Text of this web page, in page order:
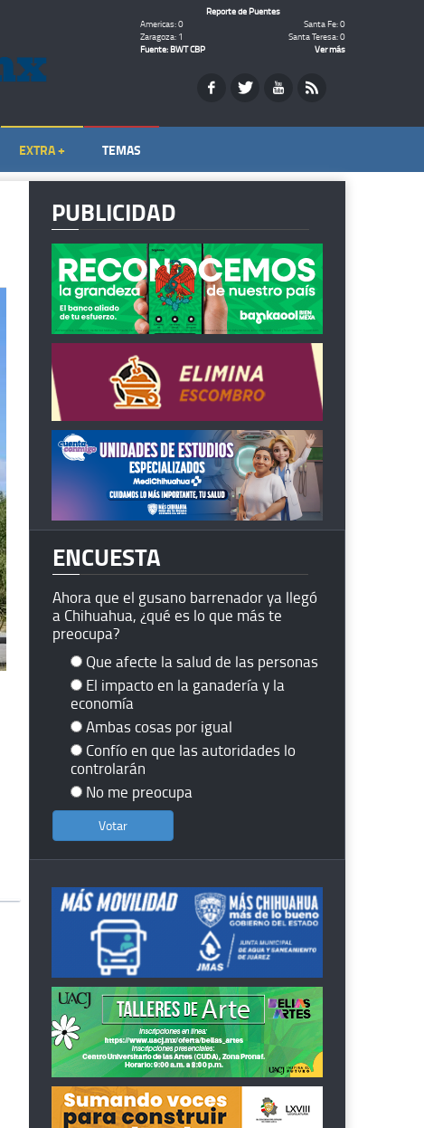
Reporte de Puentes
Americas: 0
Santa Fe: 0
Zaragoza: 1
Santa Teresa: 0
Fuente: BWT CBP
Ver más
EXTRA + TEMAS
PUBLICIDAD
ENCUESTA
Ahora que el gusano barrenador ya llegó
a Chihuahua, ¿qué es lo que más te
preocupa?
Que afecte la salud de las personas
El impacto en la ganadería y la
economía
Ambas cosas por igual
Confío en que las autoridades lo
controlarán
No me preocupa